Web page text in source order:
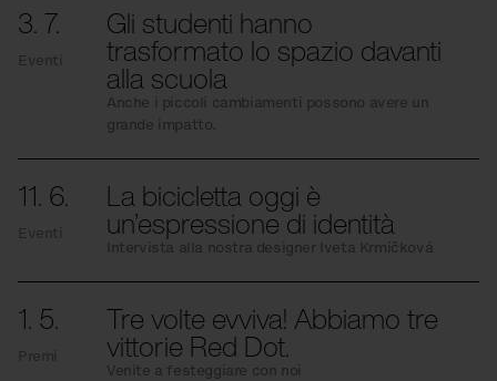
3. 7.
Eventi
Gli studenti hanno
trasformato lo spazio davanti
alla scuola
Anche i piccoli cambiamenti possono avere un
grande impatto.
11. 6.
Eventi
La bicicletta oggi è
un’espressione di identità
Intervista alla nostra designer Iveta Krmíčková
1. 5.
Premi
Tre volte evviva! Abbiamo tre
vittorie Red Dot.
Venite a festeggiare con noi